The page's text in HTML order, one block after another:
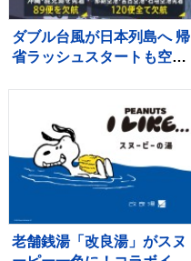
ダブル台風が日本列島へ 帰
省ラッシュスタートも空の
器」を避難所に持ち込む高
齢者も 週明け15号も本州
へ【news23】
老舗銭湯「改良湯」がスヌ